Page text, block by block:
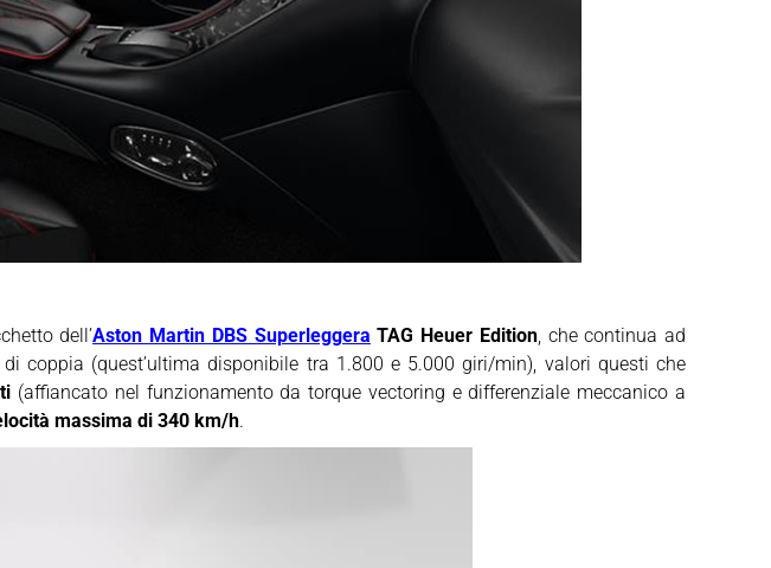
dell’Aston Martin DBS Superleggera TAG Heuer Edition, che continua ad
di coppia (quest’ultima disponibile tra 1.800 e 5.000 giri/min), valori questi che
(affiancato nel funzionamento da torque vectoring e differenziale meccanico a
massima di 340 km/h.